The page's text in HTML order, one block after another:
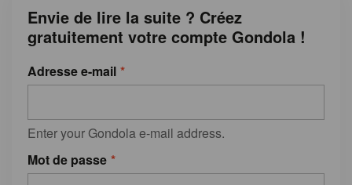
Envie de lire la suite ? Créez
gratuitement votre compte Gondola !
Adresse e-mail
Enter your Gondola e-mail address.
Mot de passe